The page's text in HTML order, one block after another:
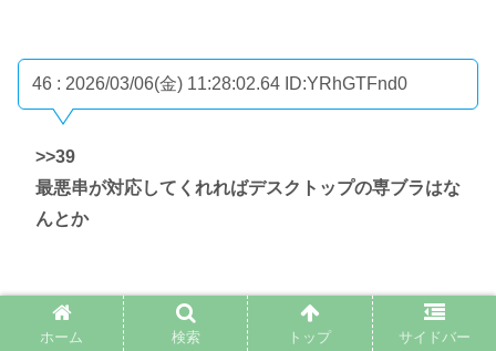
46 : 2026/03/06(金) 11:28:02.64 ID:YRhGTFnd0
>>39
最悪串が対応してくれればデスクトップの専ブラはな
んとか
49 : 2026/03/06(金) 11:28:29.55 ID:WpTlJ7AvH
ホーム 検索 トップ サイドバー